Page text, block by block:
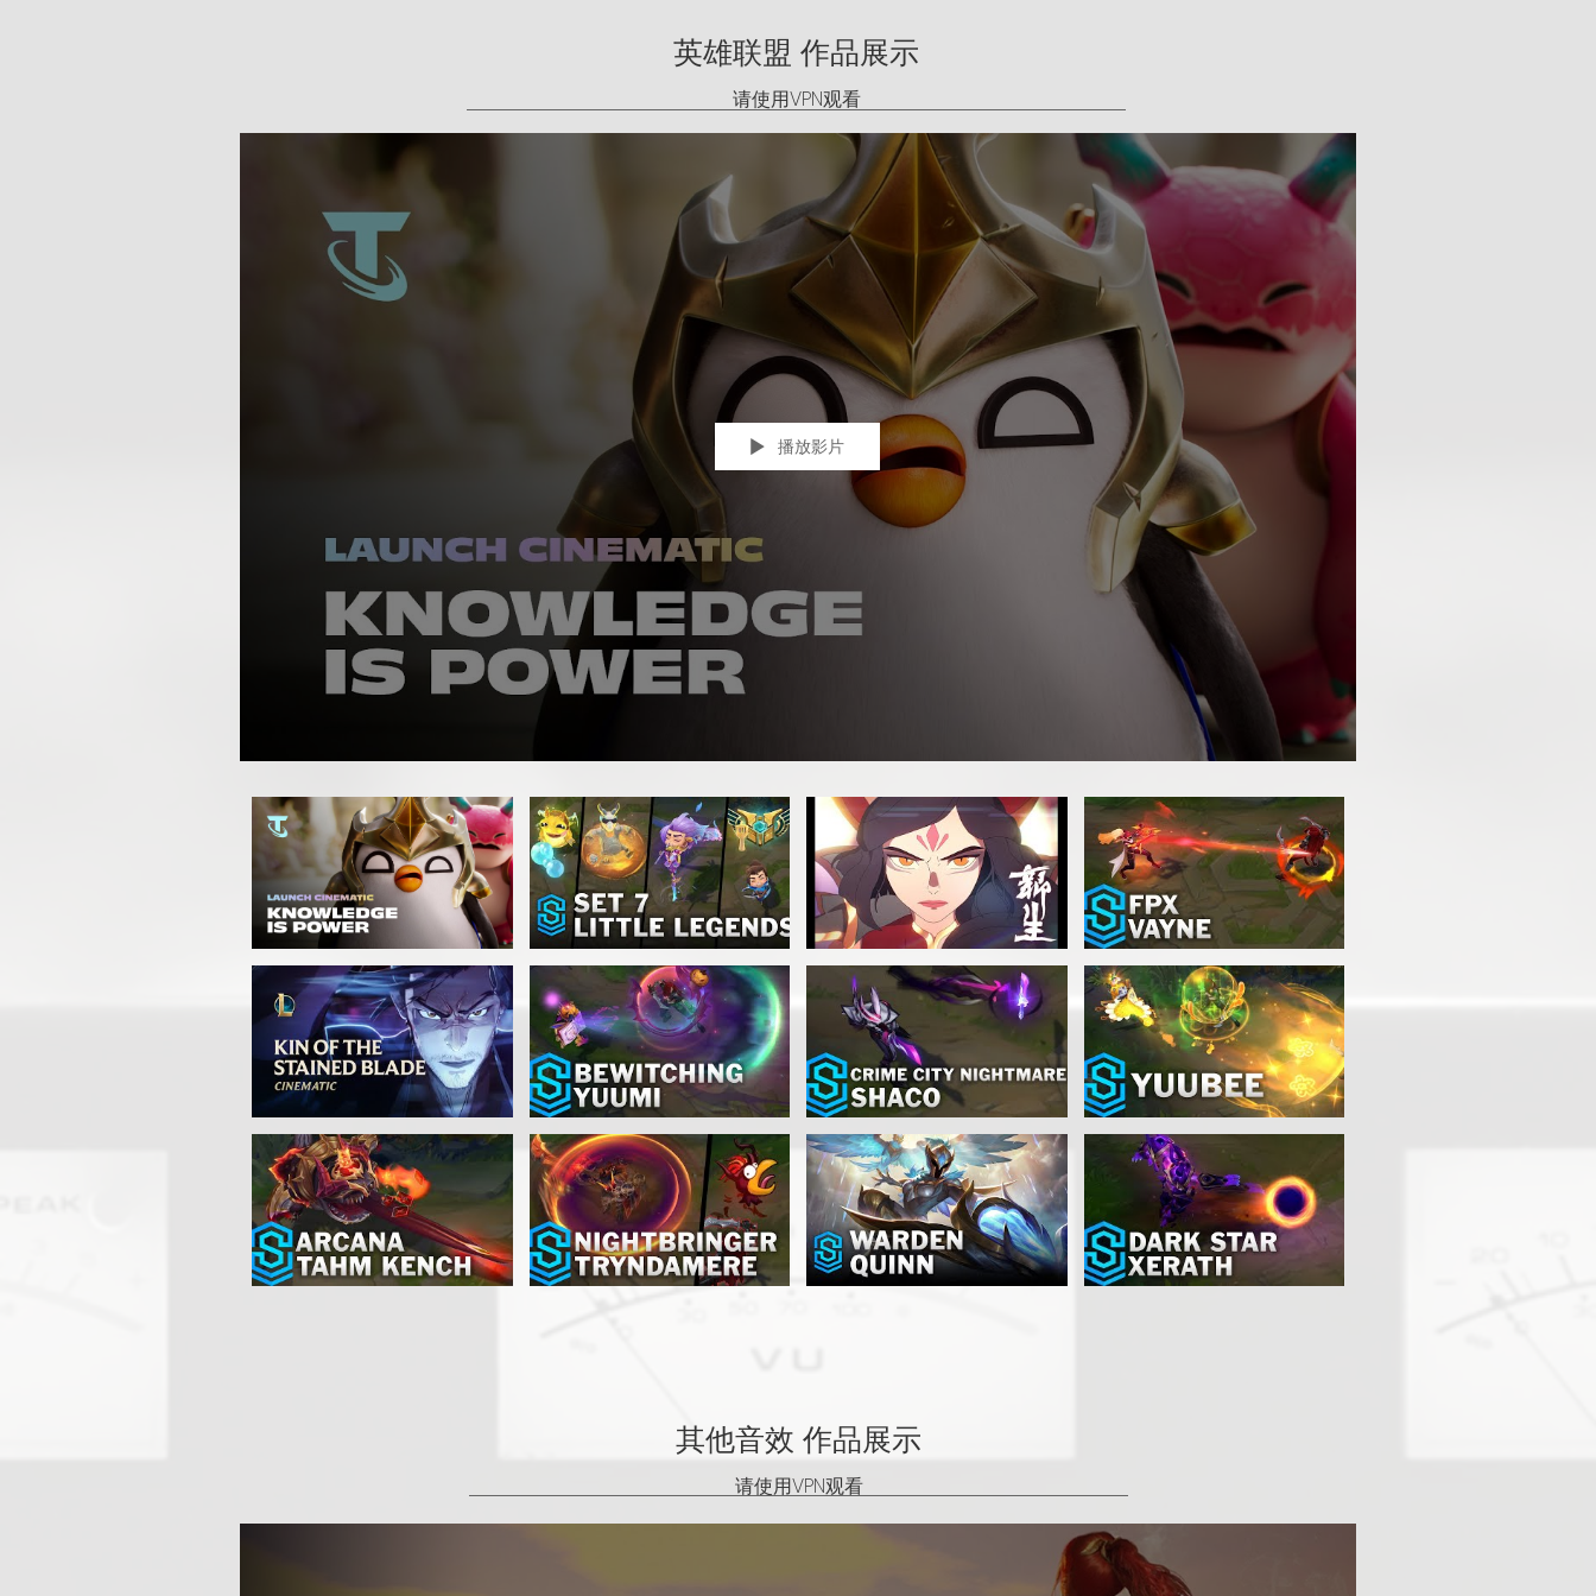
英雄联盟 作品展示
请使用VPN观看
播放影片
其他音效 作品展示
请使用VPN观看